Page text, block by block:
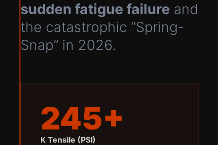
sudden fatigue failure and
the catastrophic “Spring-
Snap” in 2026.
245+
K Tensile (PSI)